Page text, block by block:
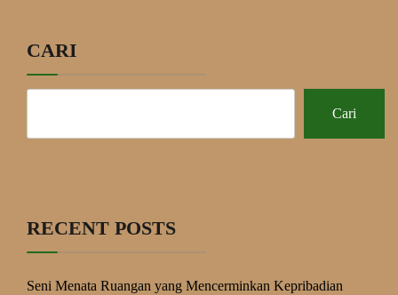
CARI
Cari
RECENT POSTS
Seni Menata Ruangan yang Mencerminkan Kepribadian